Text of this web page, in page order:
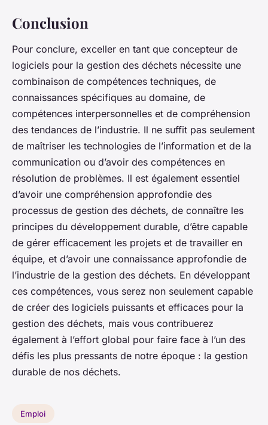
Conclusion
Pour conclure, exceller en tant que concepteur de
logiciels pour la gestion des déchets nécessite une
combinaison de compétences techniques, de
connaissances spécifiques au domaine, de
compétences interpersonnelles et de compréhension
des tendances de l’industrie. Il ne suffit pas seulement
de maîtriser les technologies de l’information et de la
communication ou d’avoir des compétences en
résolution de problèmes. Il est également essentiel
d’avoir une compréhension approfondie des
processus de gestion des déchets, de connaître les
principes du développement durable, d’être capable
de gérer efficacement les projets et de travailler en
équipe, et d’avoir une connaissance approfondie de
l’industrie de la gestion des déchets. En développant
ces compétences, vous serez non seulement capable
de créer des logiciels puissants et efficaces pour la
gestion des déchets, mais vous contribuerez
également à l’effort global pour faire face à l’un des
défis les plus pressants de notre époque : la gestion
durable de nos déchets.
Emploi